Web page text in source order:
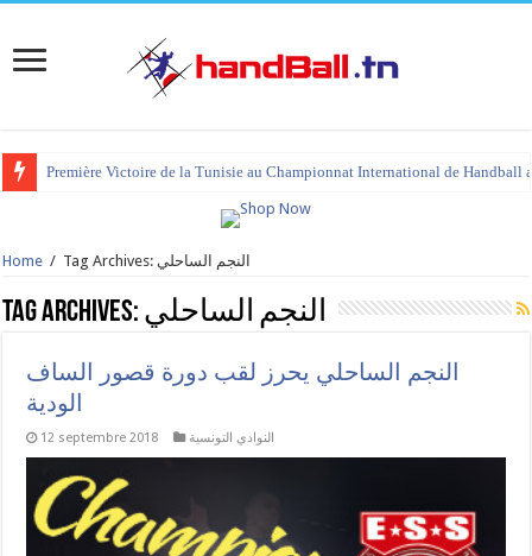
Première Victoire de la Tunisie au Championnat International de Handball
Home / Tag Archives: النجم الساحلي
Tag Archives: النجم الساحلي
النجم الساحلي يحرز لقب دورة قصور الساف
الودية
12 septembre 2018 النوادي التونسية